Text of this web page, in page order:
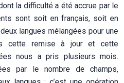
la difficulté a été accrue par le
sont soit en français, soit en
langues mélangées pour une
cette remise à jour et cette
nous a pris plusieurs mois.
par le nombre de champs,